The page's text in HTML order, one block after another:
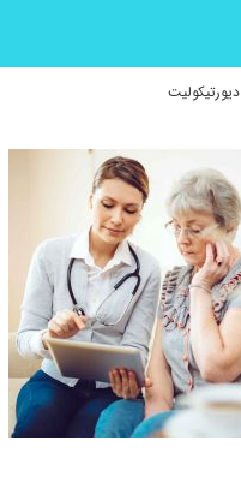
دیورتیکولیت